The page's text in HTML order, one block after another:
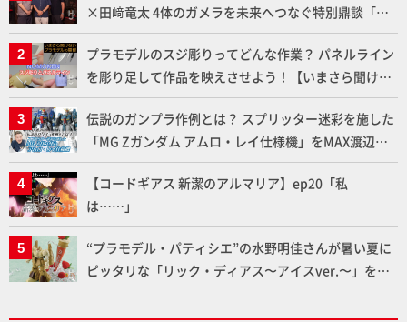
×田﨑竜太 4体のガメラを未来へつなぐ特別鼎談「ガ
メラ永久保存化プロジェクト FINAL」
プラモデルのスジ彫りってどんな作業？ パネルライン
を彫り足して作品を映えさせよう！【いまさら聞けな
いプラモデルの基礎：スジ彫りとパネルライン】
伝説のガンプラ作例とは？ スプリッター迷彩を施した
「MG Zガンダム アムロ・レイ仕様機」をMAX渡辺が
ふたたび塗る!!【試し読み】
【コードギアス 新潔のアルマリア】ep20「私
は……」
“プラモデル・パティシエ”の水野明佳さんが暑い夏に
ピッタリな「リック・ディアス〜アイスver.〜」を製